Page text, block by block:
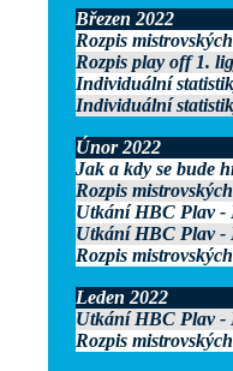
Březen 2022
Rozpis
Rozpis play off 1.
Individuální
Individuální
Únor 2022
Jak a kdy se bude
Rozpis
Utkání HBC Plav -
Utkání HBC Plav -
Rozpis
Leden 2022
Utkání HBC Plav -
Rozpis